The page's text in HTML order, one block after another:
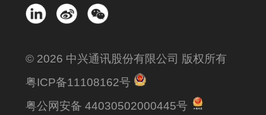
© 2026 中兴通讯股份有限公司 版权所有
粤ICP备11108162号
粤公网安备 44030502000445号